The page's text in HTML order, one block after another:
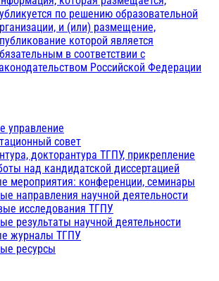
по решению образовательной
и (или) размещение,
которой является
в соответствии с
Российской Федерации
управление
совет
докторантура ТГПУ, прикрепление
над кандидатской диссертацией
мероприятия: конференции, семинары
направления научной деятельности
исследования ТГПУ
результаты научной деятельности
журналы ТГПУ
ресурсы